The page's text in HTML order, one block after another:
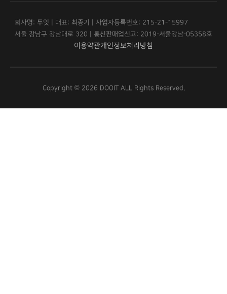
회사명: 두잇 | 대표: 최종기 | 사업자등록번호: 215-21-15997
서울 강남구 강남대로 320 | 통신판매업신고: 2019-서울강남-05358호
이용약관개인정보처리방침
Copyright © 2026 DOOIT ALL Rights Reserved.